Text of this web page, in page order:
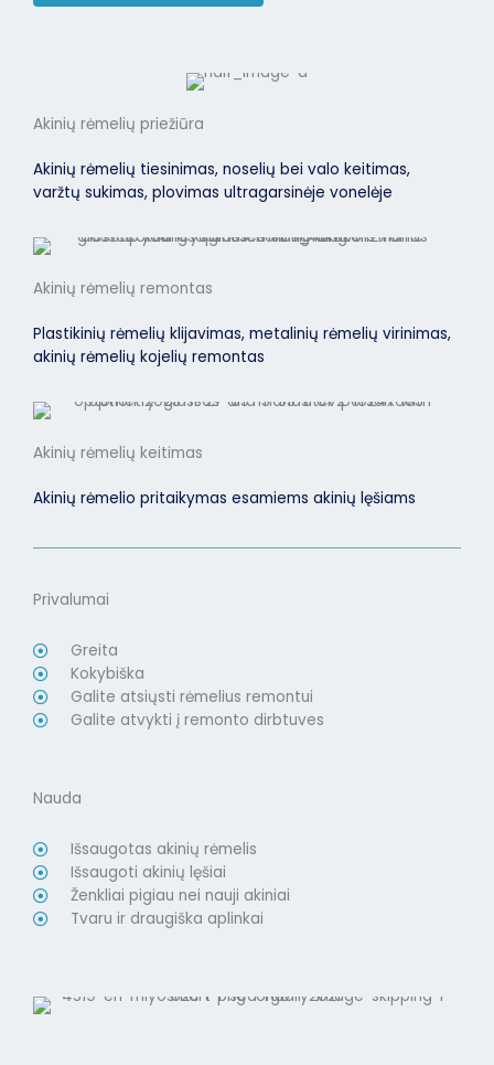
Akinių rėmelių priežiūra
Akinių rėmelių tiesinimas, noselių bei valo keitimas,
varžtų sukimas, plovimas ultragarsinėje vonelėje
Akinių rėmelių remontas
Plastikinių rėmelių klijavimas, metalinių rėmelių virinimas,
akinių rėmelių kojelių remontas
Akinių rėmelių keitimas
Akinių rėmelio pritaikymas esamiems akinių lęšiams
Privalumai
Greita
Kokybiška
Galite atsiųsti rėmelius remontui
Galite atvykti į remonto dirbtuves
Nauda
Išsaugotas akinių rėmelis
Išsaugoti akinių lęšiai
Ženkliai pigiau nei nauji akiniai
Tvaru ir draugiška aplinkai